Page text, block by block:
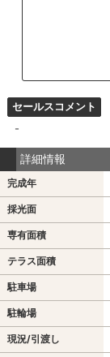
セールスコメント
-
詳細情報
完成年
採光面
専有面積
テラス面積
駐車場
駐輪場
現況/引渡し